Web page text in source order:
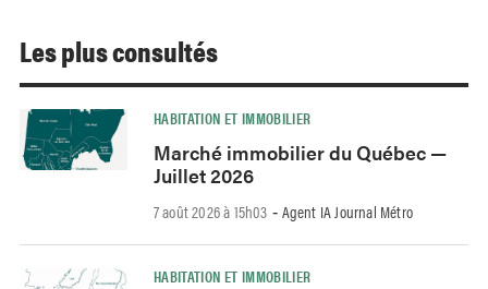
Les plus consultés
HABITATION ET IMMOBILIER
Marché immobilier du Québec —
Juillet 2026
7 août 2026 à 15h03 - Agent IA Journal Métro
HABITATION ET IMMOBILIER